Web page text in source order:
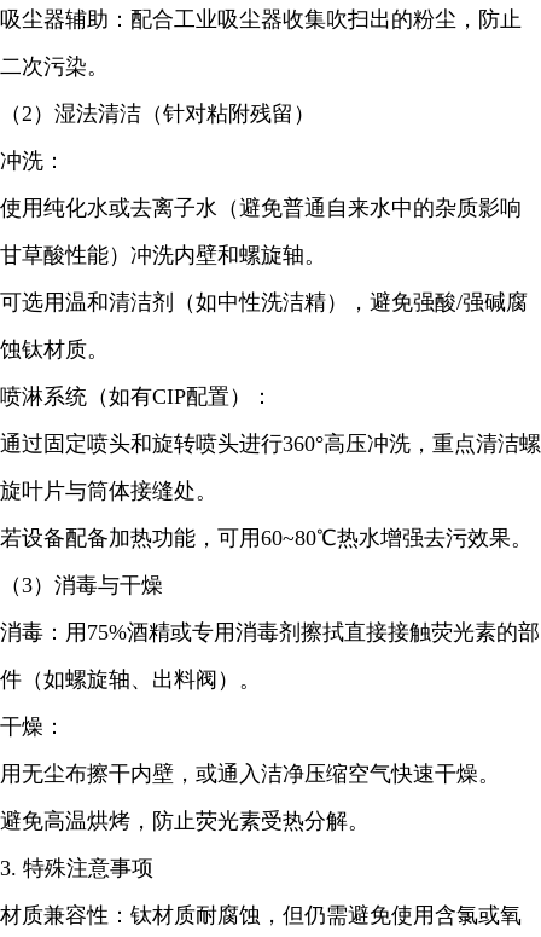
吸尘器辅助：配合工业吸尘器收集吹扫出的粉尘，防止
二次污染。
（2）湿法清洁（针对粘附残留）
冲洗：
使用纯化水或去离子水（避免普通自来水中的杂质影响
甘草酸性能）冲洗内壁和螺旋轴。
可选用温和清洁剂（如中性洗洁精），避免强酸/强碱腐
蚀钛材质。
喷淋系统（如有CIP配置）：
通过固定喷头和旋转喷头进行360°高压冲洗，重点清洁螺
旋叶片与筒体接缝处。
若设备配备加热功能，可用60~80℃热水增强去污效果。
（3）消毒与干燥
消毒：用75%酒精或专用消毒剂擦拭直接接触荧光素的部
件（如螺旋轴、出料阀）。
干燥：
用无尘布擦干内壁，或通入洁净压缩空气快速干燥。
避免高温烘烤，防止荧光素受热分解。
3. 特殊注意事项
材质兼容性：钛材质耐腐蚀，但仍需避免使用含氯或氧